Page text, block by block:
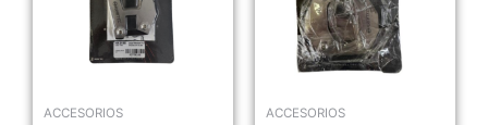
ACCESORIOS ACCESORIOS